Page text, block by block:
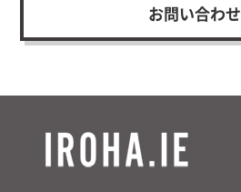
お問い合わせ